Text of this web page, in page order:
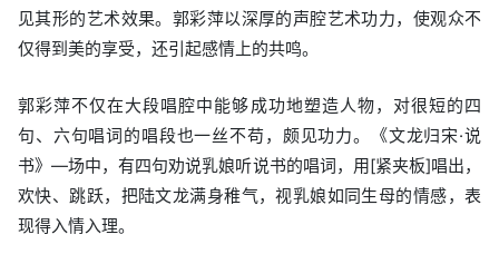
见其形的艺术效果。郭彩萍以深厚的声腔艺术功力，使观众不
仅得到美的享受，还引起感情上的共鸣。
郭彩萍不仅在大段唱腔中能够成功地塑造人物，对很短的四
句、六句唱词的唱段也一丝不苟，颇见功力。《文龙归宋·说
书》—场中，有四句劝说乳娘听说书的唱词，用[紧夹板]唱出，
欢快、跳跃，把陆文龙满身稚气，视乳娘如同生母的情感，表
现得入情入理。